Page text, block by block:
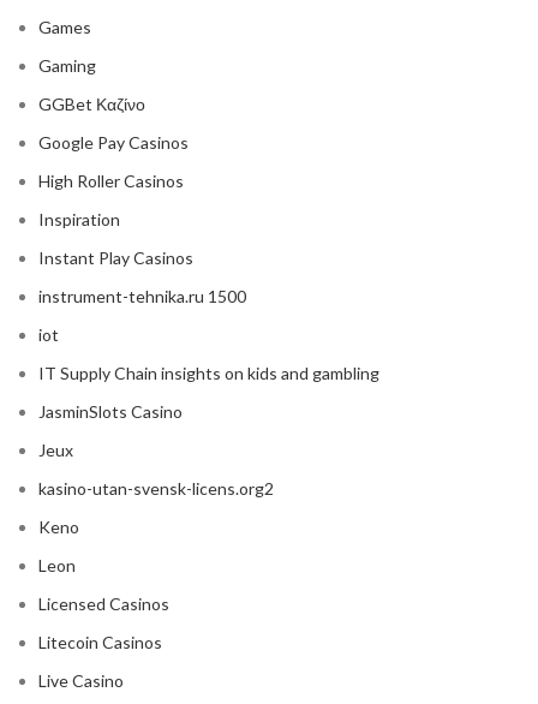
Games
Gaming
GGBet Καζίνο
Google Pay Casinos
High Roller Casinos
Inspiration
Instant Play Casinos
instrument-tehnika.ru 1500
iot
IT Supply Chain insights on kids and gambling
JasminSlots Casino
Jeux
kasino-utan-svensk-licens.org2
Keno
Leon
Licensed Casinos
Litecoin Casinos
Live Casino